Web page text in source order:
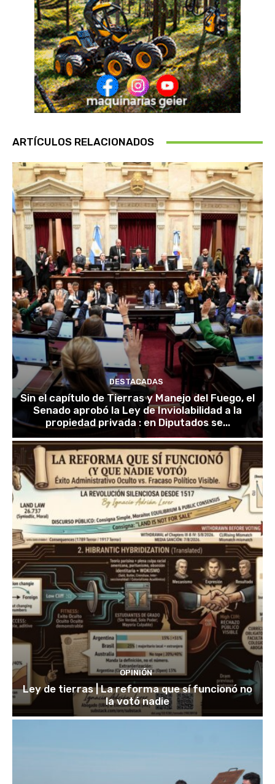
ARTÍCULOS RELACIONADOS
DESTACADAS
Sin el capítulo de Tierras y Manejo del Fuego, el
Senado aprobó la Ley de Inviolabilidad a la
propiedad privada : en Diputados se...
OPINIÓN
Ley de tierras | La reforma que sí funcionó no
la votó nadie